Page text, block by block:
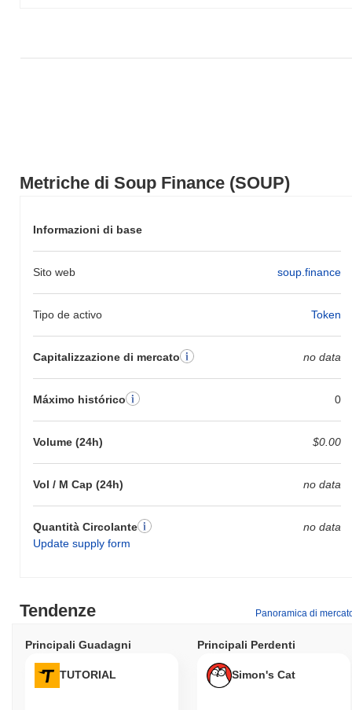
Metriche di Soup Finance (SOUP)
Informazioni di base
Sito web soup.finance
Tipo de activo Token
Capitalizzazione di mercato no data
Máximo histórico 0
Volume (24h) $0.00
Vol / M Cap (24h) no data
Quantità Circolante
Update supply form
no data
Tendenze Panoramica di
Principali Guadagni
TUTORIAL
Principali Perdenti
Simon's Cat